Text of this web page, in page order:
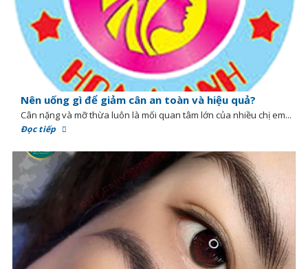
Nên uống gì để giảm cân an toàn và hiệu quả?
Cân nặng và mỡ thừa luôn là mối quan tâm lớn của nhiều chị em...
Đọc tiếp